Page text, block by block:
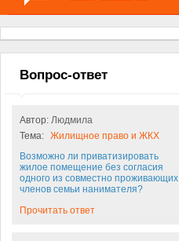
Вопрос-ответ
Автор: Людмила
Тема: Жилищное право и ЖКХ
Возможно ли приватизировать
жилое помещение без согласия
одного из совместно проживающих
членов семьи нанимателя?
Прочитать ответ